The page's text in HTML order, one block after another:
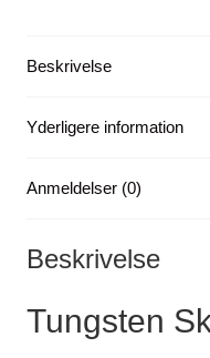
Beskrivelse
Yderligere information
Anmeldelser (0)
Beskrivelse
Tungsten